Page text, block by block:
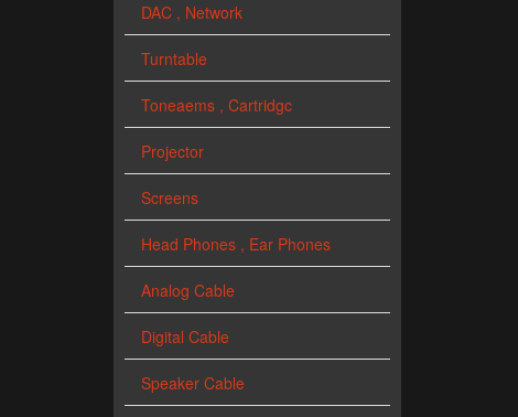
DAC , Network
Turntable
Toneaems , Cartridgc
Projector
Screens
Head Phones , Ear Phones
Analog Cable
Digital Cable
Speaker Cable